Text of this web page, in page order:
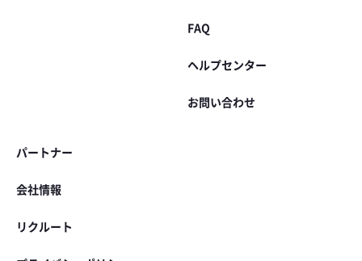
FAQ
ヘルプセンター
お問い合わせ
パートナー
会社情報
リクルート